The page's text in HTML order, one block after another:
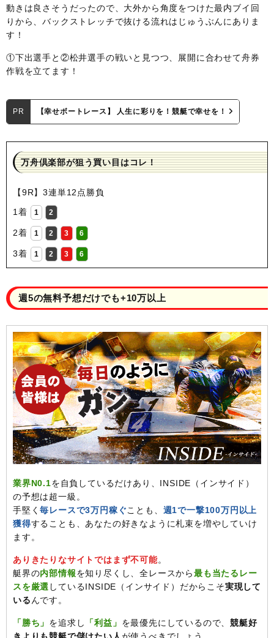
動きは良さそうだったので、大外から角度をつけた最内ブイ回
りから、バックストレッチで抜ける流れはじゅうぶんにありま
す！
①下出選手と②松井選手の戦いと見つつ、展開に合わせて舟券
作戦を立てます！
PR 【幸せボートレース】 人生に彩りを！競艇で幸せを！
万舟倶楽部が狙う買い目はコレ！
【9R】3連単12点勝負
1着
1 2
2着 1 2 3 6
3着 1 2 3 6
週5の無料予想だけでも+10万以上
業界N0.1を自負しているだけあり、INSIDE（インサイド）
の予想は超一級。
手堅く毎レースで3万円稼ぐことも、 週1で一撃100万円以上
獲得することも、あなたの好きなように札束を増やしていけ
ます。
ありきたりなサイトではまず不可能。
艇界の内部情報を知り尽くし、全レースから最も当たるレー
スを厳選 しているINSIDE（インサイド）だからこそ実現して
いるんです。
「勝ち」 を追求し 「利益」 を最優先にしているので、競艇好